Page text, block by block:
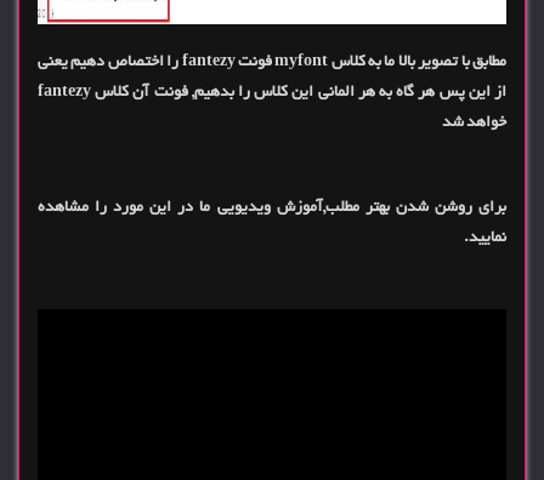
مطابق با تصویر بالا ما به کلاس myfont فونت fantezy را اختصاص دهیم یعنی
از این پس هر گاه به هر المانی این کلاس را بدهیم, فونت آن کلاس fantezy
خواهد شد
برای روشن شدن بهتر مطلب,آموزش ویدیویی ما در این مورد را مشاهده
نمایید.